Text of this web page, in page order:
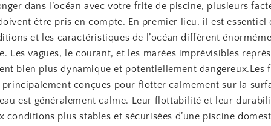
dans l’océan avec votre frite de piscine, plusieurs
être pris en compte. En premier lieu, il est essentiel
et les caractéristiques de l’océan diffèrent
Les vagues, le courant, et les marées imprévisibles
bien plus dynamique et potentiellement dangereux.Les
conçues pour flotter calmement sur la
est généralement calme. Leur flottabilité et leur
conditions plus stables et sécurisées d’une piscine